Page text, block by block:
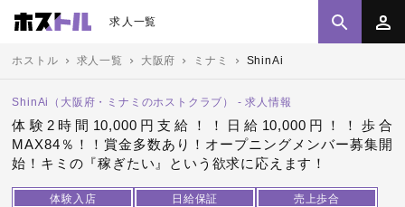
求人一覧
ホストル 求人一覧 大阪府 ミナミ ShinAi
ShinAi（大阪府・ミナミのホストクラブ） - 求人情報
体験2時間10,000円支給！！日給10,000円！！歩合
MAX84％！！賞金多数あり！オープニングメンバー募集開
始！キミの『稼ぎたい』という欲求に応えます！
体験入店 日給保証 売上歩合